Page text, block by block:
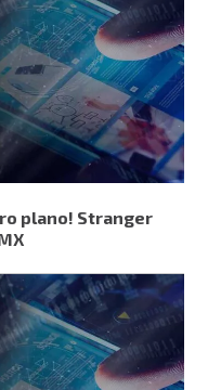
plano! Stranger